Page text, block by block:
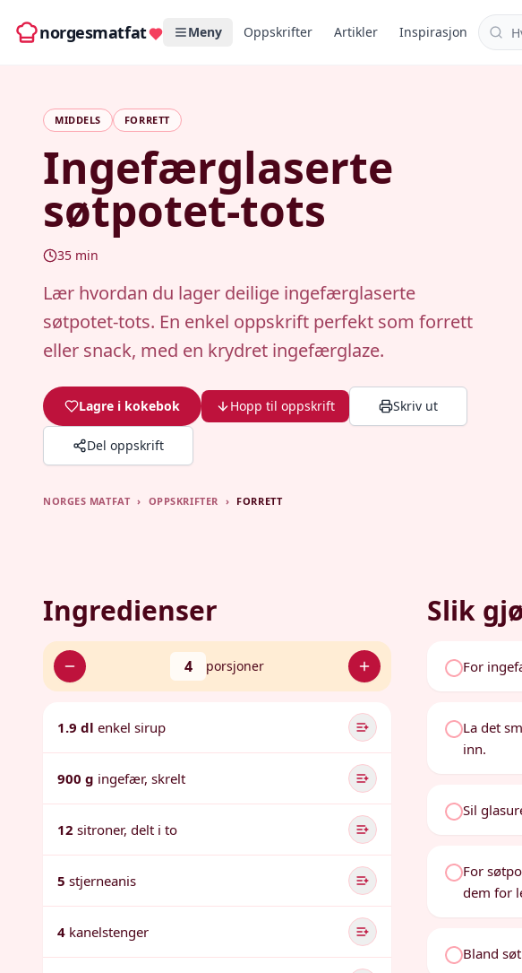
norgesmatfat Meny Oppskrifter Artikler Inspirasjon Søk i
MIDDELS FORRETT
Ingefærglaserte
søtpotet-tots
35 min
Lær hvordan du lager deilige ingefærglaserte
søtpotet-tots. En enkel oppskrift perfekt som forrett
eller snack, med en krydret ingefærglaze.
Lagre i kokebok Hopp til oppskrift Skriv ut
Del oppskrift
NORGES MATFAT › OPPSKRIFTER › FORRETT
Ingredienser
4 porsjoner
1.9 dl enkel sirup
900 g ingefær, skrelt
12 sitroner, delt i to
5 stjerneanis
4 kanelstenger
Slik
For
La det
inn.
Sil
For
dem for
Bland